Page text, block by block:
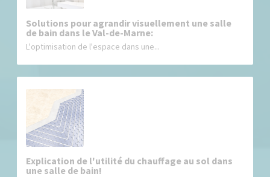
Solutions pour agrandir visuellement une salle
de bain dans le Val-de-Marne:
L'optimisation de l'espace dans une...
Explication de l'utilité du chauffage au sol dans
une salle de bain!